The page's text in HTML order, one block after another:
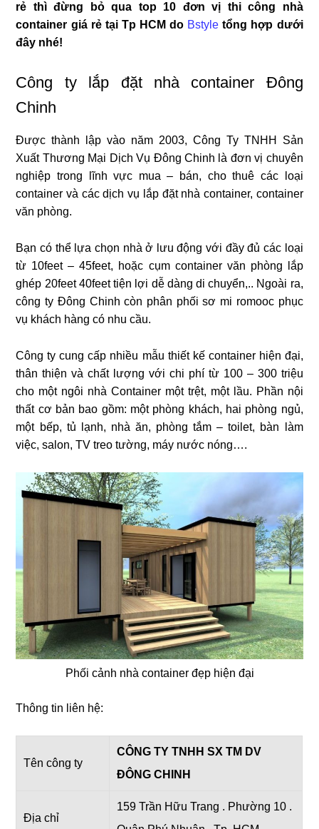
rẻ thì đừng bỏ qua top 10 đơn vị thi công nhà
container giá rẻ tại Tp HCM do Bstyle tổng hợp dưới
đây nhé!
Công ty lắp đặt nhà container Đông
Chinh
Được thành lập vào năm 2003, Công Ty TNHH Sản
Xuất Thương Mại Dịch Vụ Đông Chinh là đơn vị chuyên
nghiệp trong lĩnh vực mua – bán, cho thuê các loại
container và các dịch vụ lắp đặt nhà container, container
văn phòng.
Bạn có thể lựa chọn nhà ở lưu động với đầy đủ các loại
từ 10feet – 45feet, hoặc cụm container văn phòng lắp
ghép 20feet 40feet tiện lợi dễ dàng di chuyển,.. Ngoài ra,
công ty Đông Chinh còn phân phối sơ mi romooc phục
vụ khách hàng có nhu cầu.
Công ty cung cấp nhiều mẫu thiết kế container hiện đại,
thân thiện và chất lượng với chi phí từ 100 – 300 triệu
cho một ngôi nhà Container một trệt, một lầu. Phần nội
thất cơ bản bao gồm: một phòng khách, hai phòng ngủ,
một bếp, tủ lạnh, nhà ăn, phòng tắm – toilet, bàn làm
việc, salon, TV treo tường, máy nước nóng….
Phối cảnh nhà container đẹp hiện đại
Thông tin liên hệ:
Tên công ty
CÔNG TY TNHH SX TM DV
ĐÔNG CHINH
Địa chỉ
159 Trần Hữu Trang . Phường 10 .